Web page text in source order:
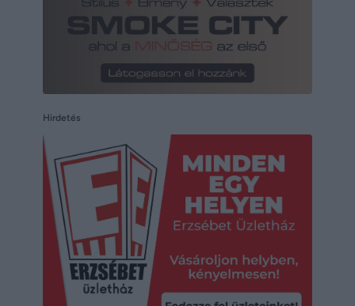
Hirdetés